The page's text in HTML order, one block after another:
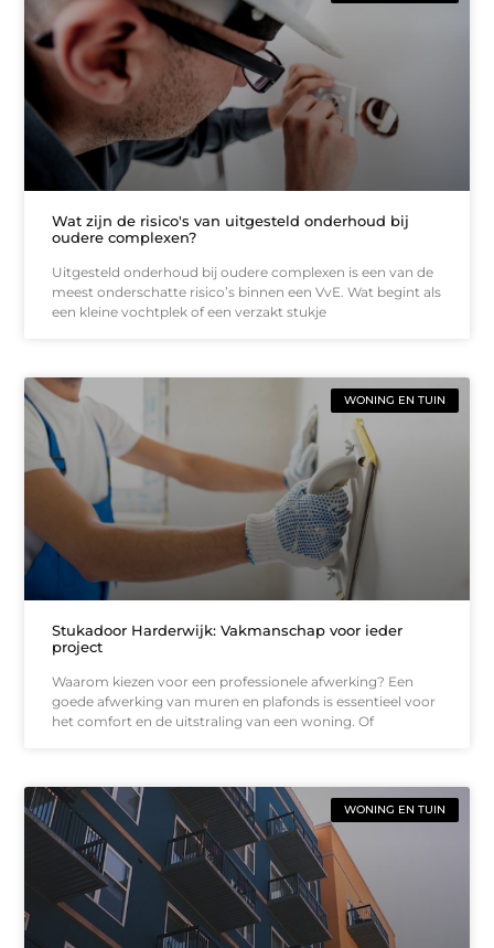
Wat zijn de risico's van uitgesteld onderhoud bij
oudere complexen?
Uitgesteld onderhoud bij oudere complexen is een van de
meest onderschatte risico’s binnen een VvE. Wat begint als
een kleine vochtplek of een verzakt stukje
WONING EN TUIN
Stukadoor Harderwijk: Vakmanschap voor ieder
project
Waarom kiezen voor een professionele afwerking? Een
goede afwerking van muren en plafonds is essentieel voor
het comfort en de uitstraling van een woning. Of
WONING EN TUIN